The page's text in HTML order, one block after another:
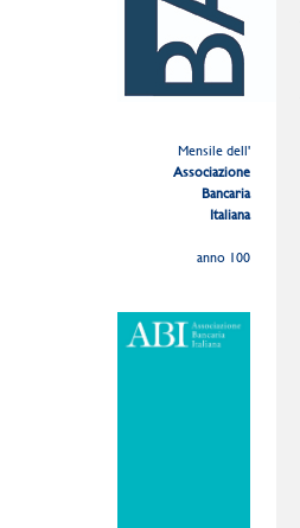
Mensile dell'
Associazione
Bancaria
Italiana
anno 100